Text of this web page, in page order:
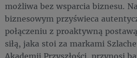
możliwa bez wsparcia biznesu.
biznesowym przyświeca
połączeniu z proaktywną
siłą, jaka stoi za markami
Akademii Przyszłości, przynosi